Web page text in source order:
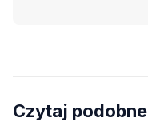
Czytaj podobne